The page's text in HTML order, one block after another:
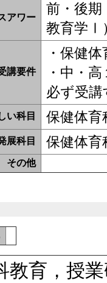
アワー
前・後
教育学Ⅰ
講要件
・保健
・中・
必ず受
い科目 保健体
展科目 保健体
その他
教育，授